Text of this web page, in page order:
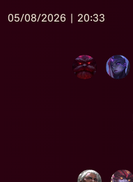
05/08/2026 | 20:33